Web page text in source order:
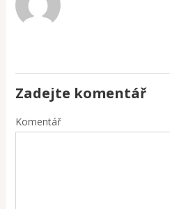
Zadejte komentář
Komentář